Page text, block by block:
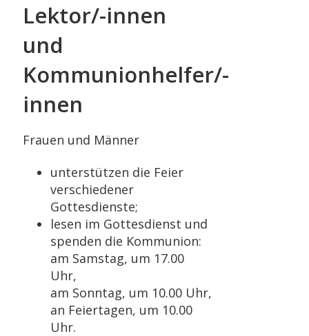
Lektor/-innen
und
Kommunionhelfer/-
innen
Frauen und Männer
unterstützen die Feier
verschiedener
Gottesdienste;
lesen im Gottesdienst und
spenden die Kommunion:
am Samstag, um 17.00
Uhr,
am Sonntag, um 10.00 Uhr,
an Feiertagen, um 10.00
Uhr.